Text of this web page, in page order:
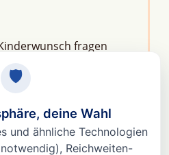
fragen
Nein, aber er kann
dem Gleichgewicht